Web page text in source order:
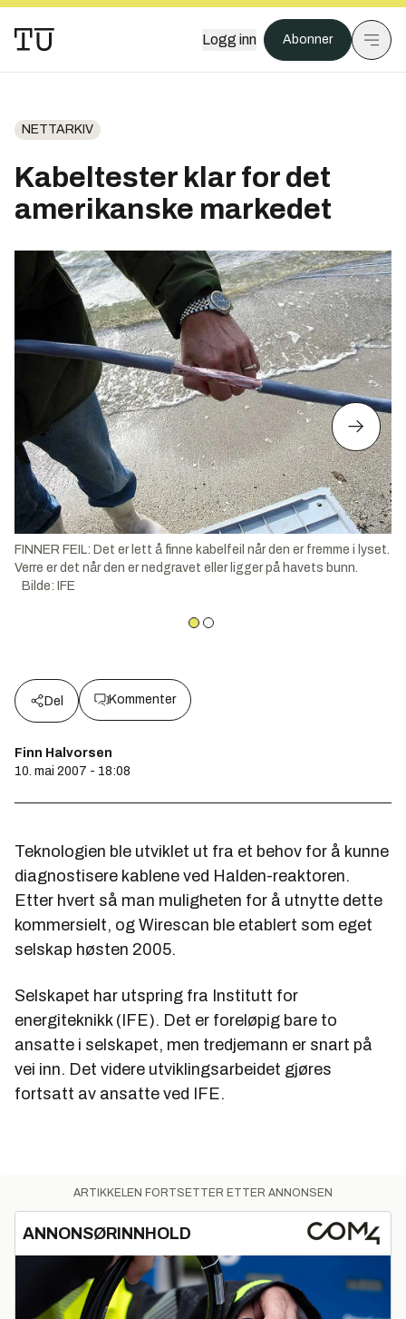
Logg inn Abonner
NETTARKIV
Kabeltester klar for det
amerikanske markedet
FINNER FEIL: Det er lett å finne kabelfeil når den er fremme i lyset.
Verre er det når den er nedgravet eller ligger på havets bunn.
Bilde: IFE
Del Kommenter
Finn Halvorsen
10. mai 2007 - 18:08
Teknologien ble utviklet ut fra et behov for å kunne
diagnostisere kablene ved Halden-reaktoren.
Etter hvert så man muligheten for å utnytte dette
kommersielt, og Wirescan ble etablert som eget
selskap høsten 2005.
Selskapet har utspring fra Institutt for
energiteknikk (IFE). Det er foreløpig bare to
ansatte i selskapet, men tredjemann er snart på
vei inn. Det videre utviklingsarbeidet gjøres
fortsatt av ansatte ved IFE.
ARTIKKELEN FORTSETTER ETTER ANNONSEN
ANNONSØRINNHOLD